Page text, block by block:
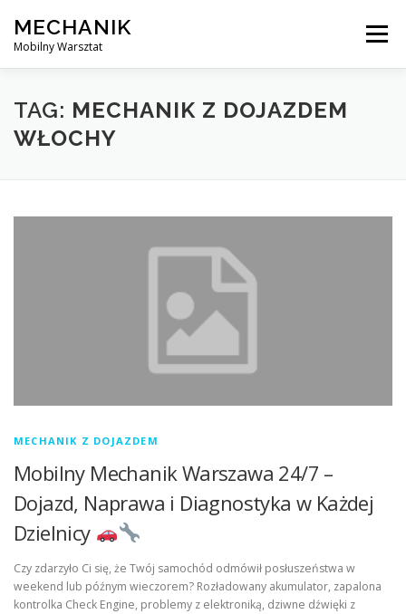
content
MECHANIK
Mobilny Warsztat
Menu
MOBILNY MECHANIK ELEKTRYK SAMOCHODOWY
TAG: MECHANIK Z DOJAZDEM
WŁOCHY
MECHANIK Z DOJAZDEM
Mobilny Mechanik Warszawa 24/7 –
Dojazd, Naprawa i Diagnostyka w Każdej
Dzielnicy
Czy zdarzyło Ci się, że Twój samochód odmówił posłuszeństwa w
weekend lub późnym wieczorem? Rozładowany akumulator, zapalona
kontrolka Check Engine, problemy z elektroniką, dziwne dźwięki z